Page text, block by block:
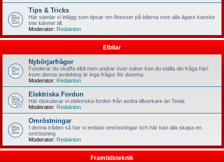
Tips & Tricks
Här samlar vi inlägg som tipsar om finesser på bilarna som alla ägare kanske
inte känner till.
Moderator: Redaktion
Elbilar
Nybörjarfrågor
Funderar du skaffa elbil men undrar över saker kan du ställa din fråga här!
Inom denna avdelning är inga frågor för dumma.
Moderator: Redaktion
Elektriska Fordon
Här diskuterar vi elektriska fordon från andra tillverkare än Tesla
Moderator: Redaktion
Omröstningar
I denna tråden så har vi endast omröstningar och här kan alla skapa en
omröstning
Moderator: Redaktion
Framtidsteknik